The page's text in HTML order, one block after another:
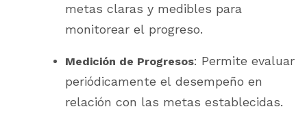
metas claras y medibles para
monitorear el progreso.
Medición de Progresos: Permite evaluar
periódicamente el desempeño en
relación con las metas establecidas.